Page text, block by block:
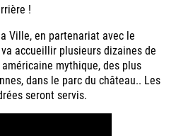
!
Ville, en partenariat avec le
va accueillir plusieurs dizaines de
mythique, des plus
dans le parc du château.. Les
seront servis.